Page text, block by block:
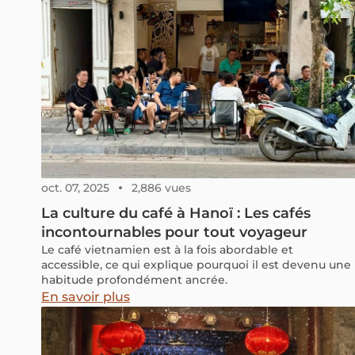
oct. 07, 2025 2,886 vues
La culture du café à Hanoï : Les cafés
incontournables pour tout voyageur
Le café vietnamien est à la fois abordable et
accessible, ce qui explique pourquoi il est devenu une
habitude profondément ancrée.
En savoir plus